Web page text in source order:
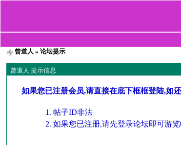
曾道人 » 论坛提示
曾道人 提示信息
如果您已注册会员,请直接在底下框框登陆,如
帖子ID非法
如果您已注册,请先登录论坛即可游